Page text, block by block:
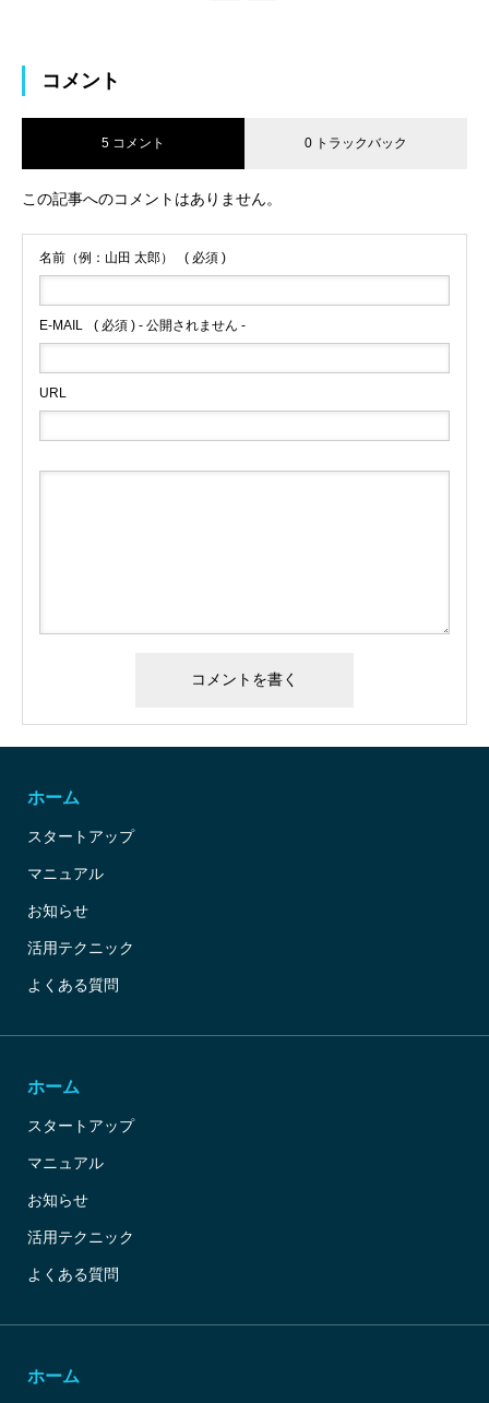
コメント
5 コメント 0 トラックバック
この記事へのコメントはありません。
名前（例：山田 太郎） ( 必須 )
E-MAIL ( 必須 ) - 公開されません -
URL
ホーム
スタートアップ
マニュアル
お知らせ
活用テクニック
よくある質問
ホーム
スタートアップ
マニュアル
お知らせ
活用テクニック
よくある質問
ホーム